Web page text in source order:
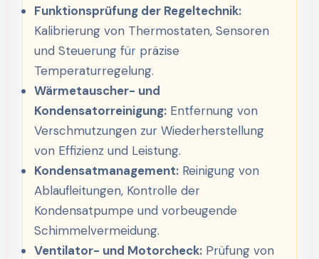
Funktionsprüfung der Regeltechnik:
Kalibrierung von Thermostaten, Sensoren
und Steuerung für präzise
Temperaturregelung.
Wärmetauscher- und
Kondensatorreinigung:Entfernung von
Verschmutzungen zur Wiederherstellung
von Effizienz und Leistung.
Kondensatmanagement:Reinigung von
Ablaufleitungen, Kontrolle der
Kondensatpumpe und vorbeugende
Schimmelvermeidung.
Ventilator- und Motorcheck:Prüfung von